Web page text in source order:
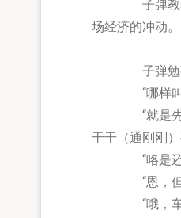
子弹教老娟
场经济的冲动。
子弹勉强唉
“哪样叫上
“就是先跨上
干干（通刚刚
“咯是还有
“恩，但是那
“哦，车也